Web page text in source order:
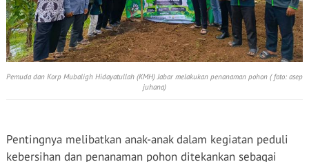
Pemuda dan Korp Mubaligh Hidayatullah (KMH) Jabar melakukan penanaman pohon ( foto: asep
juhana)
Pentingnya melibatkan anak-anak dalam kegiatan peduli
kebersihan dan penanaman pohon ditekankan sebagai